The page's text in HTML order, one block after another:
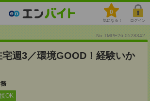
0
気になる！ ログイン
No.TMPE26-0528342
週3／環境GOOD！経験いか
OK